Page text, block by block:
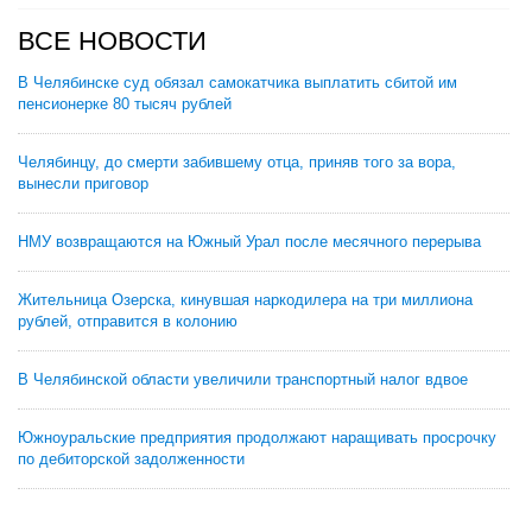
ВСЕ НОВОСТИ
В Челябинске суд обязал самокатчика выплатить сбитой им
пенсионерке 80 тысяч рублей
Челябинцу, до смерти забившему отца, приняв того за вора,
вынесли приговор
НМУ возвращаются на Южный Урал после месячного перерыва
Жительница Озерска, кинувшая наркодилера на три миллиона
рублей, отправится в колонию
В Челябинской области увеличили транспортный налог вдвое
Южноуральские предприятия продолжают наращивать просрочку
по дебиторской задолженности